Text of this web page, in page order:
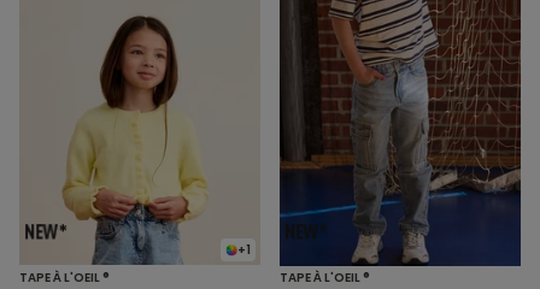
+1
TAPE À L'OEIL ®
TAPE À L'OEIL ®